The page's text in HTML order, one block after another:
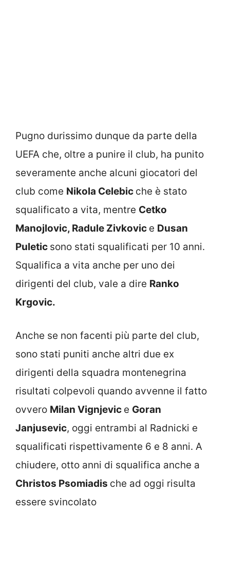
Pugno durissimo dunque da parte della
UEFA che, oltre a punire il club, ha punito
severamente anche alcuni giocatori del
club come Nikola Celebic che è stato
squalificato a vita, mentre Cetko
Manojlovic, Radule Zivkovic e Dusan
Puletic sono stati squalificati per 10 anni.
Squalifica a vita anche per uno dei
dirigenti del club, vale a dire Ranko
Krgovic.
Anche se non facenti più parte del club,
sono stati puniti anche altri due ex
dirigenti della squadra montenegrina
risultati colpevoli quando avvenne il fatto
ovvero Milan Vignjevic e Goran
Janjusevic, oggi entrambi al Radnicki e
squalificati rispettivamente 6 e 8 anni. A
chiudere, otto anni di squalifica anche a
Christos Psomiadis che ad oggi risulta
essere svincolato